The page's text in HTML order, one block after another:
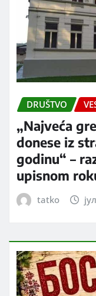
DRUŠTVO
„Najveća
donese iz
godinu“ –
upisnom
tatko